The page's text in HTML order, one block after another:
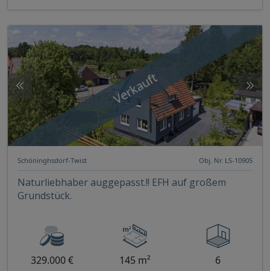
Verkauft
Schöninghsdorf-Twist Obj. Nr. LS-10905
Naturliebhaber auggepasst.!! EFH auf großem
Grundstück.
329.000 € 145 m² 6